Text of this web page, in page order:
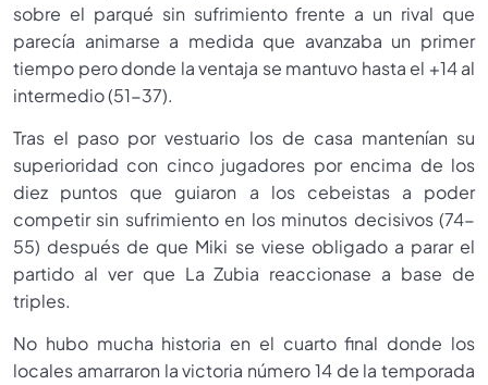
sobre el parqué sin sufrimiento frente a un rival que
parecía animarse a medida que avanzaba un primer
tiempo pero donde la ventaja se mantuvo hasta el +14 al
intermedio (51-37).
Tras el paso por vestuario los de casa mantenían su
superioridad con cinco jugadores por encima de los
diez puntos que guiaron a los cebeistas a poder
competir sin sufrimiento en los minutos decisivos (74-
55) después de que Miki se viese obligado a parar el
partido al ver que La Zubia reaccionase a base de
triples.
No hubo mucha historia en el cuarto final donde los
locales amarraron la victoria número 14 de la temporada